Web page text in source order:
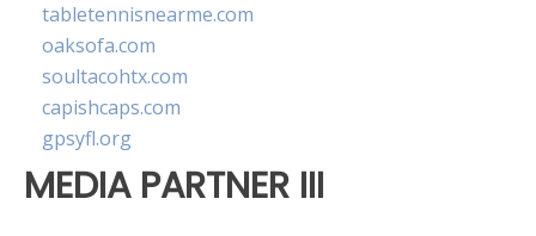
tabletennisnearme.com
oaksofa.com
soultacohtx.com
capishcaps.com
gpsyfl.org
MEDIA PARTNER III